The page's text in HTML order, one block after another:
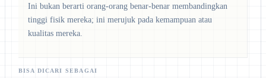
Ini bukan berarti orang-orang benar-benar membandingkan
tinggi fisik mereka; ini merujuk pada kemampuan atau
kualitas mereka.
BISA DICARI SEBAGAI